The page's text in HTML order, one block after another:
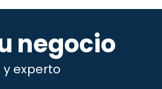
negocio
experto